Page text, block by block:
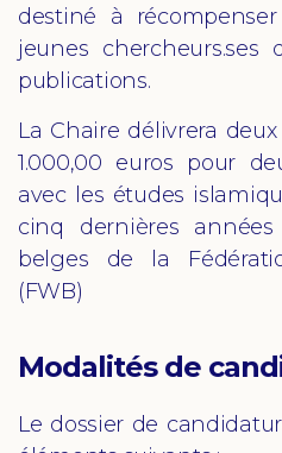
destiné à
jeunes
publications.
La Chaire délivrera
1.000,00 euros pour
avec les études
cinq dernières
belges de la
(FWB)
Modalités de
Le dossier de